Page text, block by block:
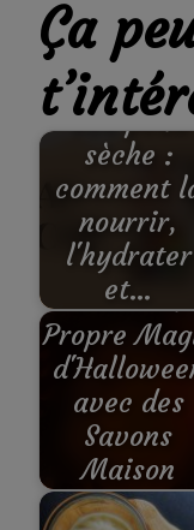
Ça
SOS peau
sèche :
comment
nourrir,
l'hydrater
et…
Créer sa
Propre
avec des
Savons
Maison